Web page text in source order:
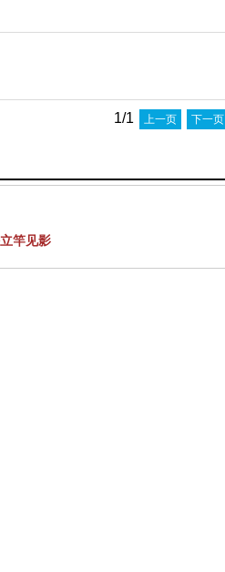
1/1 上一页 下一页
竿见影